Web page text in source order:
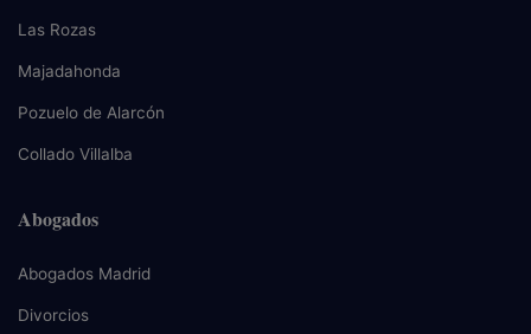
Las Rozas
Majadahonda
Pozuelo de Alarcón
Collado Villalba
Abogados
Abogados Madrid
Divorcios